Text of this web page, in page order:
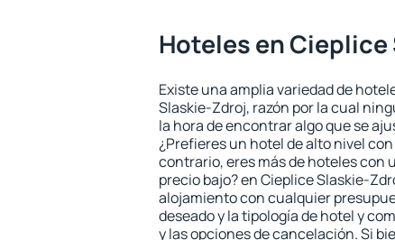
Hoteles en
Existe una amplia variedad de
Slaskie-Zdroj, razón por la cual
la hora de encontrar algo que se
¿Prefieres un hotel de alto nivel
contrario, eres más de hoteles con
precio bajo? en Cieplice Slaskie-
alojamiento con cualquier
deseado y la tipología de hotel y
y las opciones de cancelación. Si